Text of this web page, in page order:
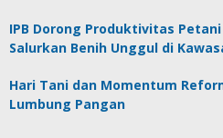
IPB Dorong Produktivitas
Salurkan Benih Unggul di
Hari Tani dan Momentum
Lumbung Pangan